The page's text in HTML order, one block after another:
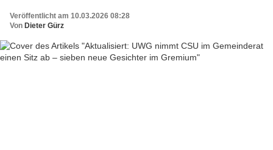
Veröffentlicht am 10.03.2026 08:28
Von Dieter Gürz